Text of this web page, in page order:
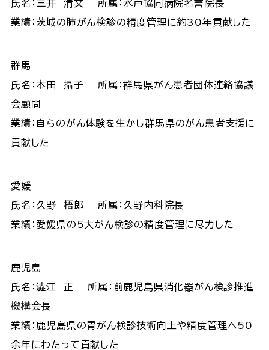
氏名：三井 清文 所属：水戸協同病院名誉院長
業績：茨城の肺がん検診の精度管理に約30年貢献した
群馬
氏名：本田 攝子 所属：群馬県がん患者団体連絡協議
会顧問
業績：自らのがん体験を生かし群馬県のがん患者支援に
貢献した
愛媛
氏名：久野 梧郎 所属：久野内科院長
業績：愛媛県の5大がん検診の精度管理に尽力した
鹿児島
氏名：澁江 正 所属：前鹿児島県消化器がん検診推進
機構会長
業績：鹿児島県の胃がん検診技術向上や精度管理へ50
余年にわたって貢献した